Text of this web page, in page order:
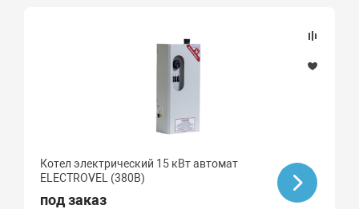
Котел электрический 15 кВт автомат
ELECTROVEL (380В)
под заказ